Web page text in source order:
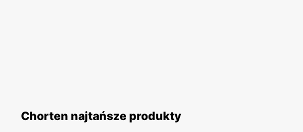
Chorten najtańsze produkty